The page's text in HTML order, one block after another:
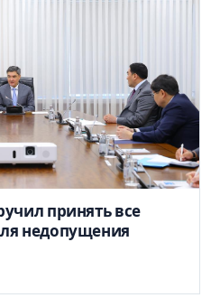
принять все
недопущения